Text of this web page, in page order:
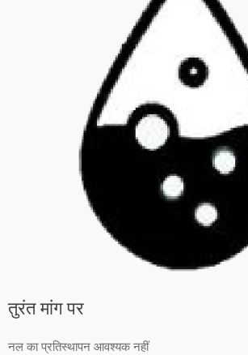
तुरंत मांग पर
नल का प्रतिस्थापन आवश्यक नहीं